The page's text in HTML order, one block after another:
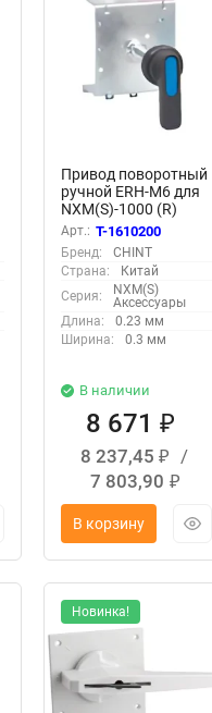
Привод поворотный
ручной ERH-M6 для
NXM(S)-1000 (R)
CHINT 946894
Арт.: T-1610200
Бренд:
CHINT
Страна:
Китай
Серия:
NXM(S)
Аксессуары
Длина:
0.23 мм
Ширина:
0.3 мм
В наличии
8 671 ₽
8 237,45 ₽
/
7 803,90 ₽
В корзину
Новинка!